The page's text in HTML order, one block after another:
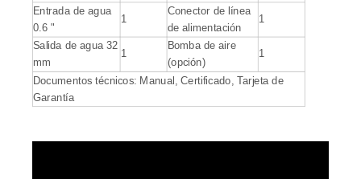
Entrada de agua
0.6 "
1
Conector de línea
de alimentación
1
Salida de agua 32
mm
1
Bomba de aire
(opción)
1
Documentos técnicos: Manual, Certificado, Tarjeta de
Garantía